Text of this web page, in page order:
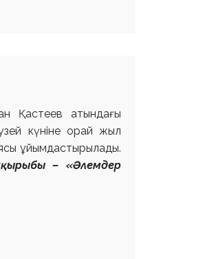
Қастеев атындағы
күніне орай жыл
ұйымдастырылады.
– «Әлемдер